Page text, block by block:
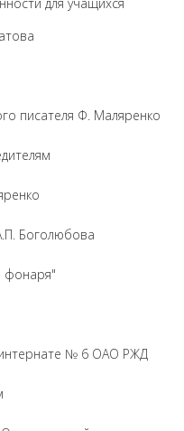
писателя Ф. Маляренко
Боголюбова
фонаря"
интернате № 6 ОАО РЖД